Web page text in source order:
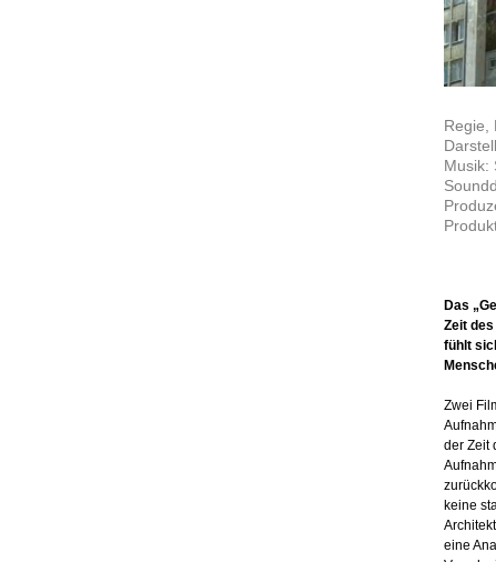
Regie,
Musik:
Das
Zeit
fühlt
Zwei
der Zeit
keine
eine